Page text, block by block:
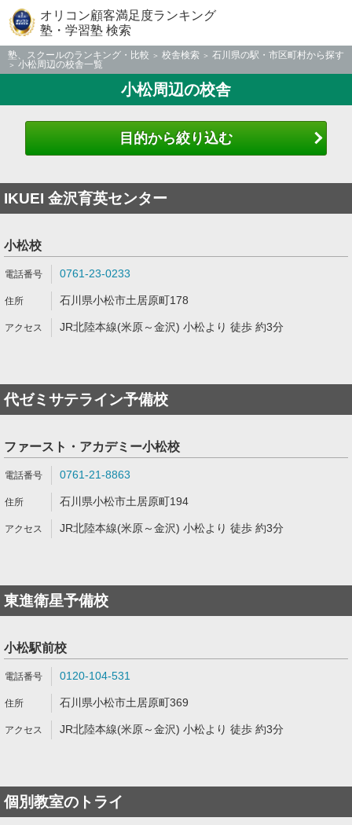
オリコン顧客満足度ランキング
塾・学習塾 検索
塾、スクールのランキング・比較 校舎検索
石川県の駅・市区町村から探す
小松周辺の校舎一覧
小松周辺の校舎
目的から絞り込む
IKUEI 金沢育英センター
小松校
0761-23-0233
石川県小松市土居原町178
JR北陸本線(米原～金沢) 小松より 徒歩 約3分
代ゼミサテライン予備校
ファースト・アカデミー小松校
0761-21-8863
石川県小松市土居原町194
JR北陸本線(米原～金沢) 小松より 徒歩 約3分
東進衛星予備校
小松駅前校
0120-104-531
石川県小松市土居原町369
JR北陸本線(米原～金沢) 小松より 徒歩 約3分
個別教室のトライ